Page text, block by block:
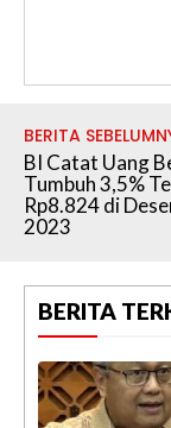
BERITA
BI Catat Uang
Tumbuh 3,5%
Rp8.824 di
2023
BERITA